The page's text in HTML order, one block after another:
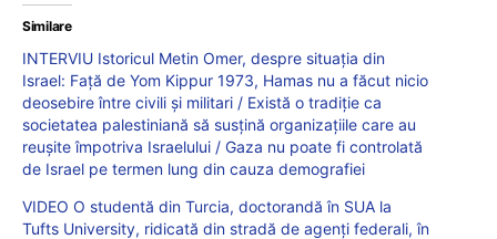
Similare
INTERVIU Istoricul Metin Omer, despre situația din
Israel: Față de Yom Kippur 1973, Hamas nu a făcut nicio
deosebire între civili și militari / Există o tradiție ca
societatea palestiniană să susțină organizațiile care au
reușite împotriva Israelului / Gaza nu poate fi controlată
de Israel pe termen lung din cauza demografiei
VIDEO O studentă din Turcia, doctorandă în SUA la
Tufts University, ridicată din stradă de agenți federali, în